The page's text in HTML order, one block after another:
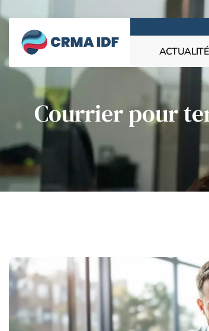
Courrier pour